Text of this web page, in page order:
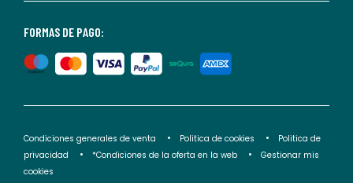
nuestra
de
privacidad</2>.
FORMAS DE PAGO:
Condiciones generales de venta Politica de cookies
Politica de
privacidad
*Condiciones de la oferta en la web
Gestionar mis
cookies